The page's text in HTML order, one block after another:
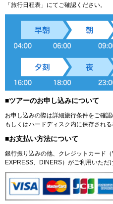
「旅行日程表」にてご確認ください。
■ツアーのお申し込みについて
お申し込みの際は詳細旅行条件をご確
もしくはハードディスク内に保存される
■お支払い方法について
銀行振り込みの他、クレジットカード
EXPRESS、DINERS）がご利用いただ